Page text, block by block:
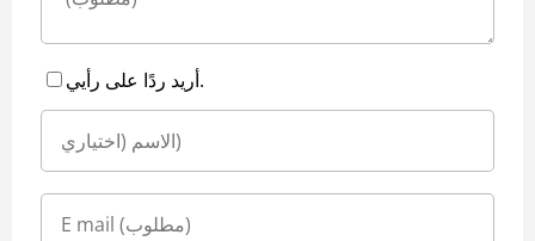
أريد ردًا على رأيي.